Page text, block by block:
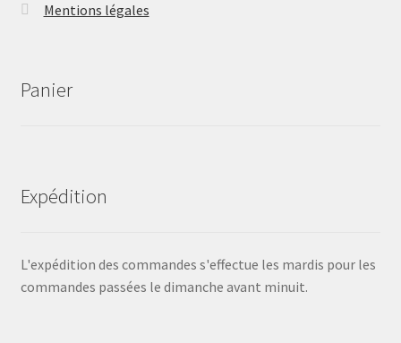
Mentions légales
Panier
Expédition
L'expédition des commandes s'effectue les mardis pour les
commandes passées le dimanche avant minuit.